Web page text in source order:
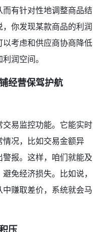
有针对性地调整商品结
你发现某款商品的利润
考虑和供应商协商降低
润空间。
经营保驾护航
易监控功能。它能实时
况，比如交易金额异
报。这样，咱们就能及
免经济损失。比如说，
赚取差价，系统就会马
压